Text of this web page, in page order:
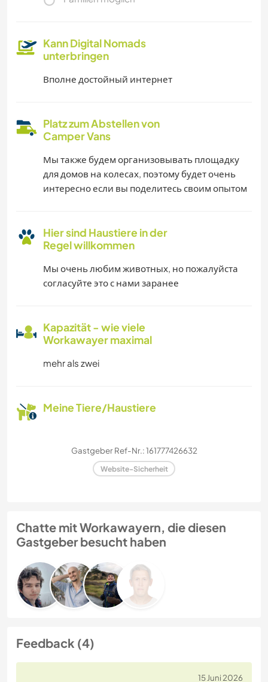
Kann Digital Nomads
unterbringen
Вполне достойный интернет
Platz zum Abstellen von
Camper Vans
Мы также будем организовывать площадку
для домов на колесах, поэтому будет очень
интересно если вы поделитесь своим опытом
Hier sind Haustiere in der
Regel willkommen
Мы очень любим животных, но пожалуйста
согласуйте это с нами заранее
Kapazität - wie viele
Workawayer maximal
mehr als zwei
Meine Tiere/Haustiere
Gastgeber Ref-Nr.: 161777426632
Website-Sicherheit
Chatte mit Workawayern, die diesen
Gastgeber besucht haben
Feedback (4)
15 Juni 2026